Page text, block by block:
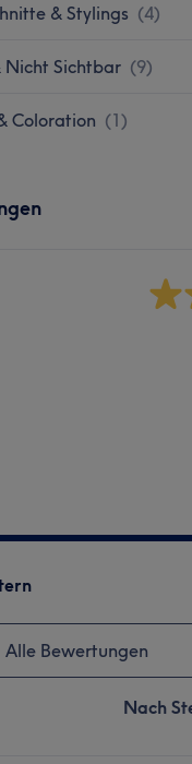
& Stylings (4)
Nicht Sichtbar (9)
Coloration (1)
Alle Bewertungen
Nach